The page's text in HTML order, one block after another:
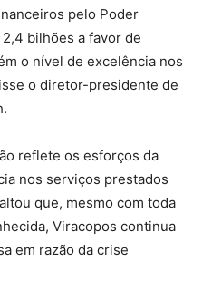
pelo Poder
bilhões a favor de
o nível de excelência nos
o diretor-presidente de
reflete os esforços da
nos serviços prestados
que, mesmo com toda
Viracopos continua
em razão da crise